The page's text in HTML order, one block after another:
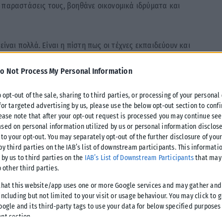
Not Process My Personal Information
opt-out of the sale, sharing to third parties, or processing of your
targeted advertising by us, please use the below opt-out section to
note that after your opt-out request is processed you may continue
on personal information utilized by us or personal information
your opt-out. You may separately opt-out of the further disclosure of
third parties on the IAB’s list of downstream participants. This
by us to third parties on the IAB’s List of Downstream Participantsthat
other third parties.
this website/app uses one or more Google services and may gather
but not limited to your visit or usage behaviour. You may click to
and its third-party tags to use your data for below specified
section.
τους, βοηθάνε οικονομικά ιδρύματα και
πολλά. Eίναι η πίστη πως οι τέχνες εκπαιδεύουν και
και θέματα που δύσκολα συζητάς», επισημαίνει,
η χορογράφος Ζαχαρούλα Ζαχίρη και εξηγεί πως όλοι οι
συμμετοχή στην ομάδα και για δημιουργία. Είναι μια
να βρίσκομαι με ανθρώπους το ίδιο ευαισθητοποιημένους
ομάδα χορού, «όχι μόνο με τον χορό που τόσο αγαπώ,
τρίμηνο που συναντιόμασταν κάθε Παρασκευή και
αφιερώνουμε πολύτιμο χρόνο και χορεύουμε παρέα, χωρίς
ένα άρτιο αποτέλεσμα, όχι μόνο για το KIDS
η ομάδα σε αυτή την παράσταση, αλλά και για τους θεατές
τα παιδιά μας. Εκτιμώ όσους γονείς θα ανέβουν στη σκηνή
ένας υπέροχος τρόπος να επικοινωνήσεις στο παιδί σου